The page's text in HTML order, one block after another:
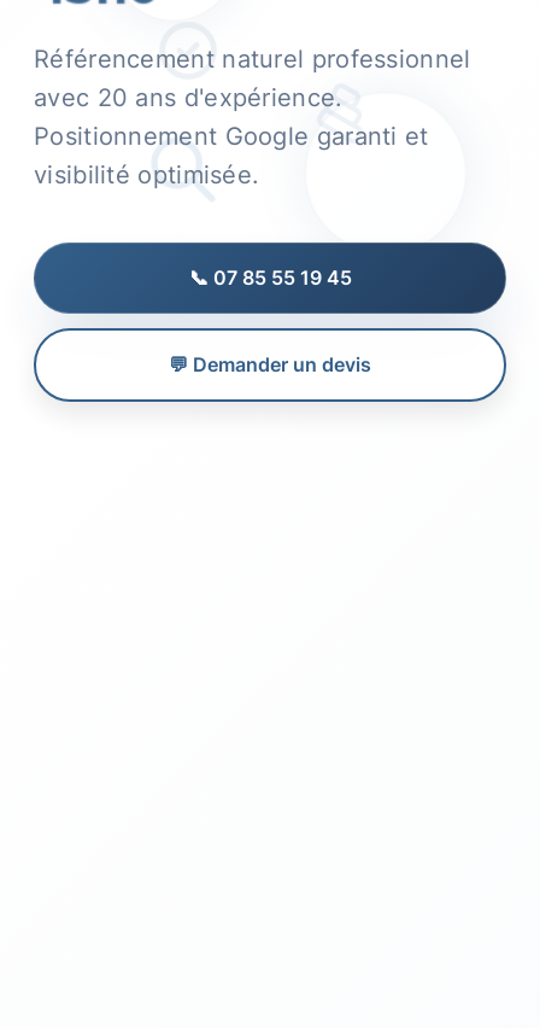
Référencement naturel professionnel
avec 20 ans d'expérience.
Positionnement Google garanti et
visibilité optimisée.
📞 07 85 55 19 45
💬 Demander un devis